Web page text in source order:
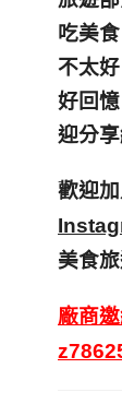
吃美
不太
好回憶
迎分
歡迎
美食
廠商